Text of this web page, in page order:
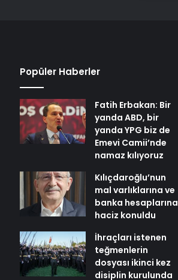
Popüler Haberler
Fatih Erbakan: Bir
yanda ABD, bir
yanda YPG biz de
Emevi Camii’nde
namaz kılıyoruz
Kılıçdaroğlu’nun
mal varlıklarına ve
banka hesaplarına
haciz konuldu
İhraçları istenen
teğmenlerin
dosyası ikinci kez
disiplin kurulunda